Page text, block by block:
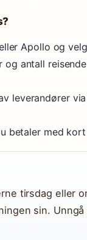
Apollo og velg
og antall
leverandører
betaler med
tirsdag eller
sin.